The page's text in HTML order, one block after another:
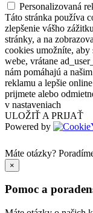
Personalizovaná
Táto stránka používa
zlepšenie vášho
stránky, a na
cookies umožníte, aby
webe, vrátane
nám pomáhajú a
reklamu a lepšie
prijmete alebo
v nastaveniach
ULOŽIŤ A PRIJAŤ
Powered by
Máte otázky?
×
Pomoc a